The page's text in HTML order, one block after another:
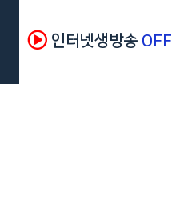
인터넷생방송 OFF